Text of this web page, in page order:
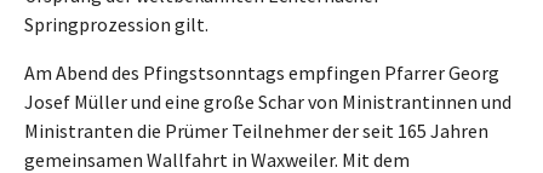
Springprozession gilt.
Am Abend des Pfingstsonntags empfingen Pfarrer Georg
Josef Müller und eine große Schar von Ministrantinnen und
Ministranten die Prümer Teilnehmer der seit 165 Jahren
gemeinsamen Wallfahrt in Waxweiler. Mit dem